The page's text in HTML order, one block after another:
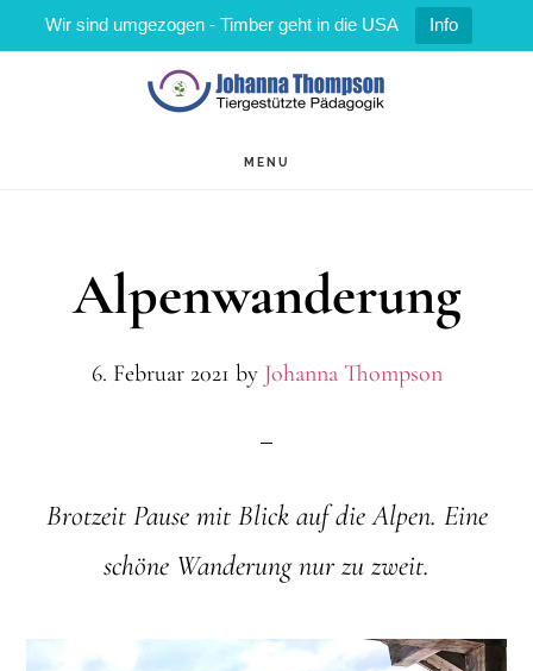
Wir sind umgezogen - Timber geht in die USA Info
MENU
Alpenwanderung
6. Februar 2021 by Johanna Thompson
Brotzeit Pause mit Blick auf die Alpen. Eine
schöne Wanderung nur zu zweit.